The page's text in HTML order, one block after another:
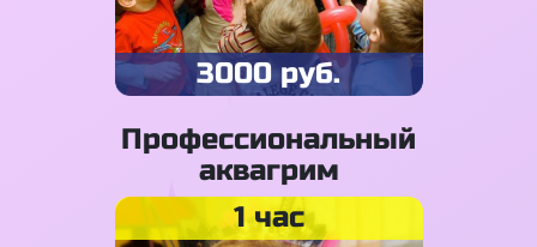
3000 руб.
Профессиональный
аквагрим
1 час